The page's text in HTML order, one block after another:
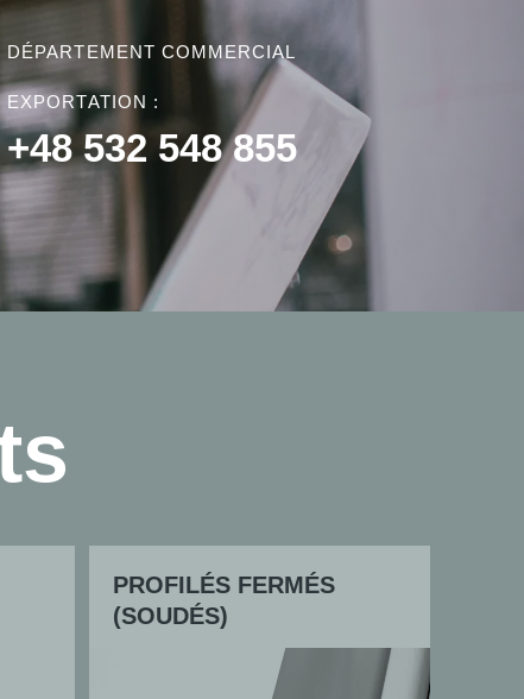
DÉPARTEMENT COMMERCIAL
EXPORTATION :
+48 532 548 855
PROFILÉS FERMÉS
(SOUDÉS)